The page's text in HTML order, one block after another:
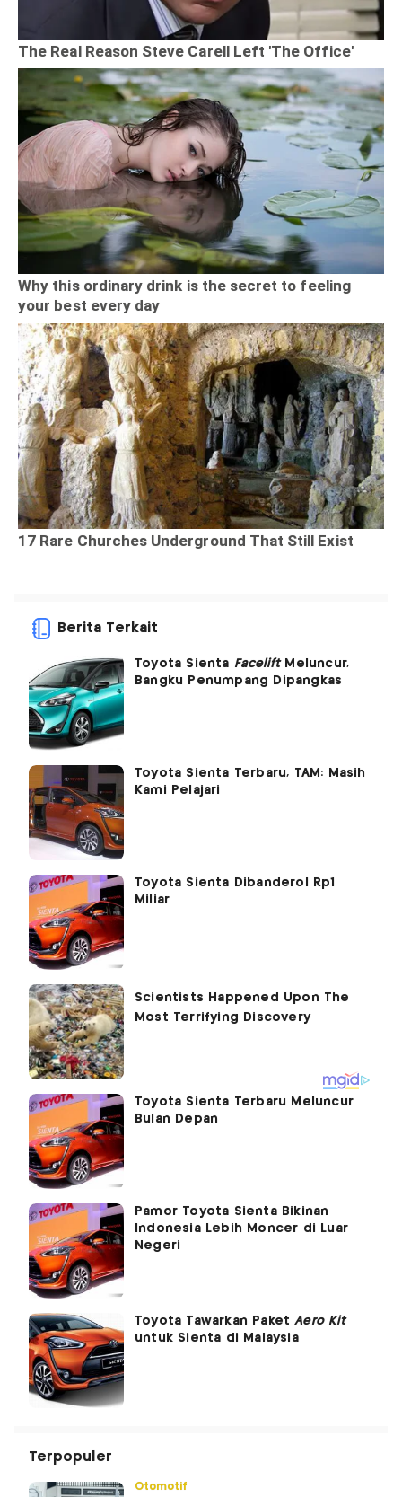
Berita Terkait
Toyota Sienta FaceliftMeluncur,
Bangku Penumpang Dipangkas
Toyota Sienta Terbaru, TAM: Masih
Kami Pelajari
Toyota Sienta Dibanderol Rp1
Miliar
Toyota Sienta Terbaru Meluncur
Bulan Depan
Pamor Toyota Sienta Bikinan
Indonesia Lebih Moncer di Luar
Negeri
Toyota Tawarkan PaketAero Kit
untuk Sienta di Malaysia
Terpopuler
Otomotif